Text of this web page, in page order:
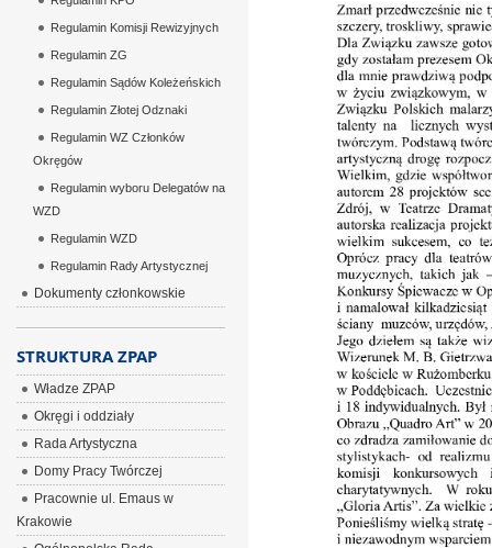
Regulamin Komisji Rewizyjnych
Regulamin ZG
Regulamin Sądów Koleżeńskich
Regulamin Złotej Odznaki
Regulamin WZ Członków
Okręgów
Regulamin wyboru Delegatów na
WZD
Regulamin WZD
Regulamin Rady Artystycznej
Dokumenty członkowskie
STRUKTURA ZPAP
Władze ZPAP
Okręgi i oddziały
Rada Artystyczna
Domy Pracy Twórczej
Pracownie ul. Emaus w
Krakowie